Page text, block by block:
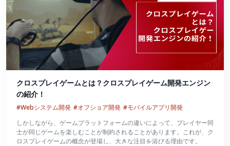
クロスプレイゲームとは？クロスプレイゲーム開発エンジン
の紹介！
#Webシステム開発 #オフショア開発 #モバイルアプリ開発
しかしながら、ゲームプラットフォームの違いによって、プレイヤー同
士が同じゲームを楽しむことが制約されることがあります。これが、ク
ロスプレイゲームの概念が登場し、大きな注目を浴びる理由です。